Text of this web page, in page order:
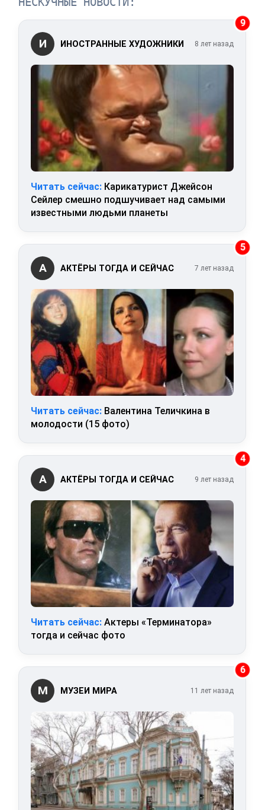
9
И ИНОСТРАННЫЕ ХУДОЖНИКИ 8 лет назад
Читать сейчас: Карикатурист Джейсон
Сейлер смешно подшучивает над самыми
известными людьми планеты
5
А АКТЁРЫ ТОГДА И СЕЙЧАС 7 лет назад
Читать сейчас: Валентина Теличкина в
молодости (15 фото)
4
А АКТЁРЫ ТОГДА И СЕЙЧАС 9 лет назад
Читать сейчас: Актеры «Терминатора»
тогда и сейчас фото
6
М МУЗЕИ МИРА 11 лет назад